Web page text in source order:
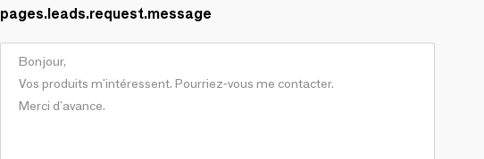
pages.leads.request.message